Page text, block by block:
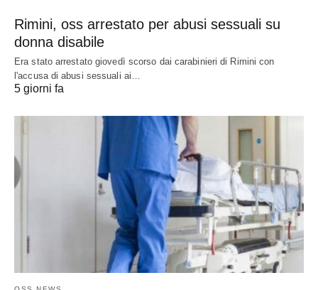
Rimini, oss arrestato per abusi sessuali su
donna disabile
Era stato arrestato giovedì scorso dai carabinieri di Rimini con
l'accusa di abusi sessuali ai…
5 giorni fa